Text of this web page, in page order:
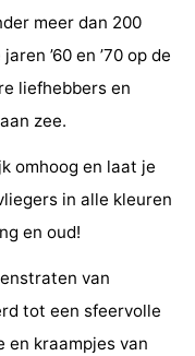
meer dan 200
’60 en ’70 op de
liefhebbers en
zee.
omhoog en laat je
in alle kleuren
en oud!
van
tot een sfeervolle
en kraampjes van